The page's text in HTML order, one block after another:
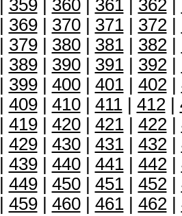
359| 360| 361| 362|
369| 370| 371| 372|
379| 380| 381| 382|
389| 390| 391| 392|
399| 400| 401| 402|
409| 410| 411| 412|
419| 420| 421| 422|
429| 430| 431| 432|
439| 440| 441| 442|
449| 450| 451| 452|
459| 460| 461| 462|